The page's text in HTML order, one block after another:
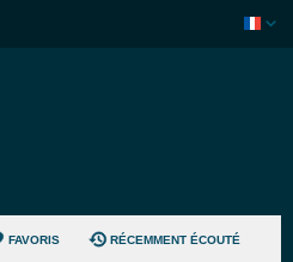
FAVORIS RÉCEMMENT ÉCOUTÉ